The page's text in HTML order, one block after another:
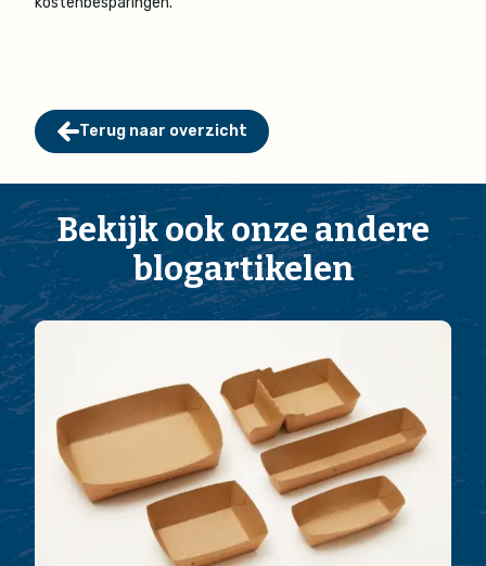
Terug naar overzicht
Bekijk ook onze andere
blogartikelen